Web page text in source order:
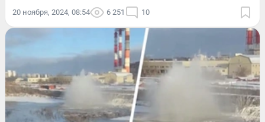
20 ноября, 2024, 08:54 6 251 10